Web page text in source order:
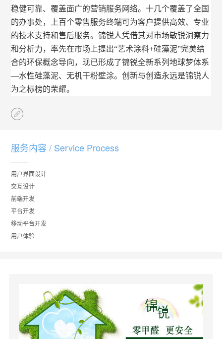
稳健可靠、覆盖面广的营销服务网络。十几个覆盖了全国
的办事处，上百个零售服务终端可为客户提供高效、专业
的技术支持和售后服务。锦锐人凭借其对市场敏锐洞察力
和分析力，率先在市场上提出“艺术涂料+硅藻泥”完美结
合的环保概念导向，现已形成了锦锐全新系列地球梦体系
—水性硅藻泥、无机干粉壁涂。创新与创造永远是锦锐人
为之标榜的荣耀。
服务内容 / Service Process
用户界面设计
交互设计
前端开发
平台开发
移动平台开发
用户体验